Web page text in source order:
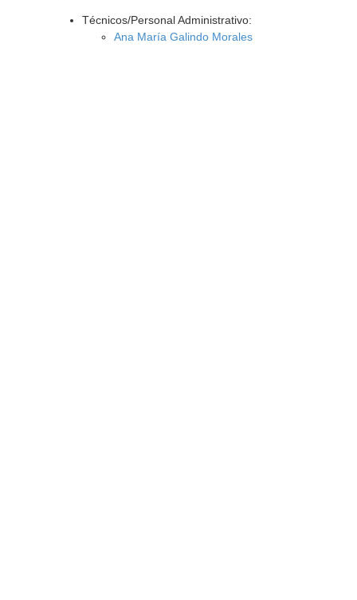
Técnicos/Personal Administrativo:
Ana María Galindo Morales